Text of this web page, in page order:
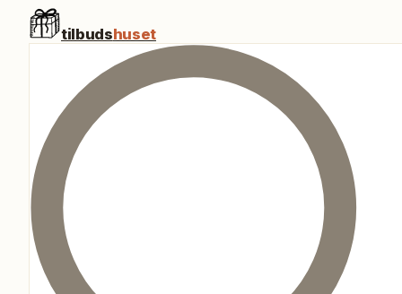
tilbudshuset